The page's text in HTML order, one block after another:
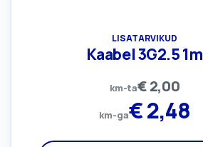
LISATARVIKUD
Kaabel 3G2.5 1m
km-ta€2,00
km-ga€2,48